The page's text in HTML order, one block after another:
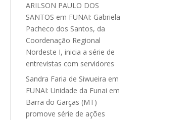
ARILSON PAULO DOS
SANTOS em FUNAI: Gabriela
Pacheco dos Santos, da
Coordenação Regional
Nordeste I, inicia a série de
entrevistas com servidores
Sandra Faria de Siwueira em
FUNAI: Unidade da Funai em
Barra do Garças (MT)
promove série de ações